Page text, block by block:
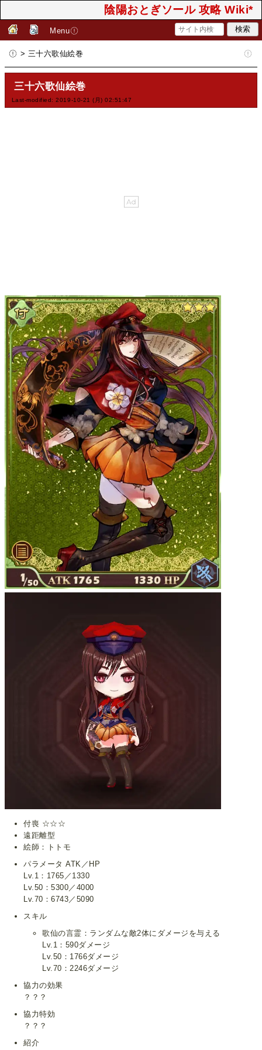
陰陽おとぎソール 攻略 Wiki*
Menu
> 三十六歌仙絵巻
三十六歌仙絵巻
Last-modified: 2019-10-21 (月) 02:51:47
付喪 ☆☆☆
遠距離型
絵師：トトモ
パラメータ ATK／HP
Lv.1：1765／1330
Lv.50：5300／4000
Lv.70：6743／5090
スキル
歌仙の言霊：ランダムな敵2体にダメージを与える
Lv.1：590ダメージ
Lv.50：1766ダメージ
Lv.70：2246ダメージ
協力の効果
？？？
協力特効
？？？
紹介